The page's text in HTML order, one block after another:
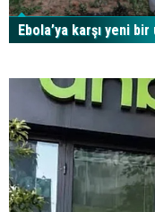
Ebola’ya karşı yeni